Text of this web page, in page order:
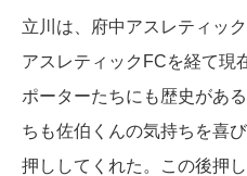
立川は、府中アスレティッ
アスレティックFCを経て現
ポーターたちにも歴史があ
ちも佐伯くんの気持ちを喜
押ししてくれた。この後押